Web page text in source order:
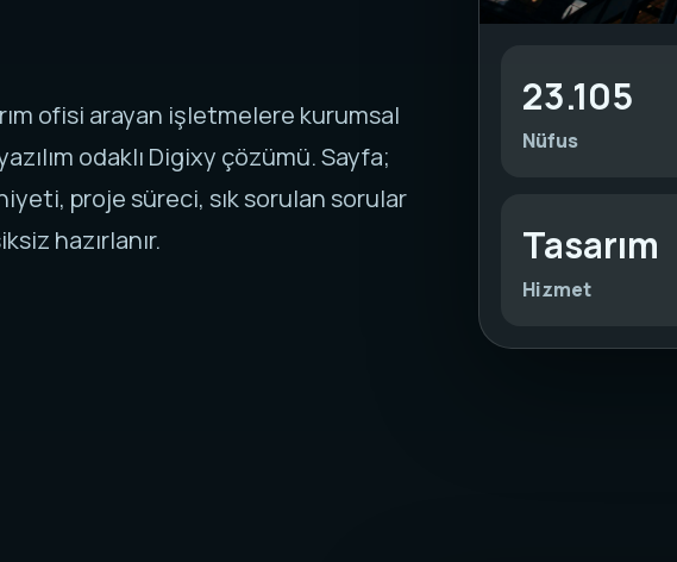
ofisi arayan işletmelere kurumsal
odaklı Digixy çözümü. Sayfa;
proje süreci, sık sorulan sorular
hazırlanır.
23.105
Nüfus
Tasarım
Hizmet